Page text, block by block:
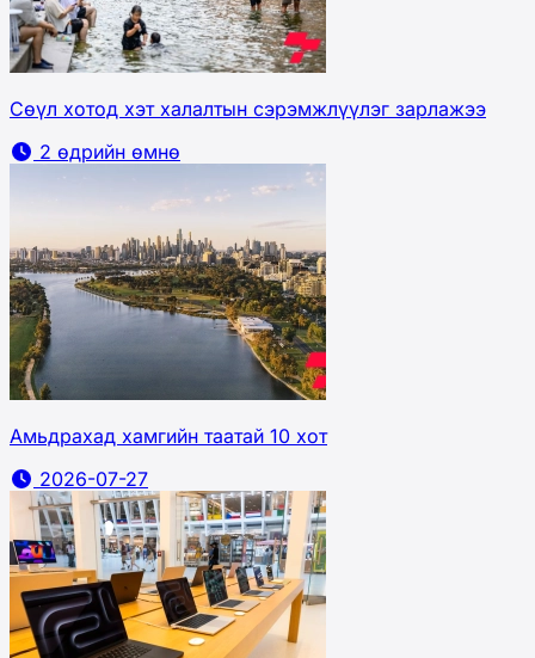
Сөүл хотод хэт халалтын сэрэмжлүүлэг зарлажээ
2 өдрийн өмнө
Амьдрахад хамгийн таатай 10 хот
2026-07-27